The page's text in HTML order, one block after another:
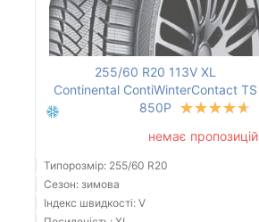
255/60 R20 113V XL
Continental ContiWinterContact TS
850P
немає пропозицій
Типорозмір: 255/60 R20
Сезон: зимова
Індекс швидкості: V